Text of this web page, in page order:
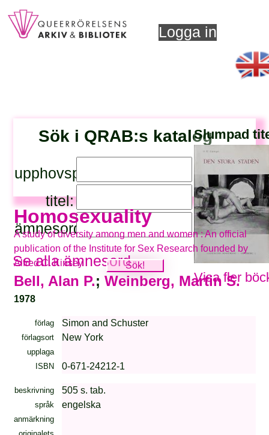
Logga in
Sök i QRAB:s katalog
upphovsperson:
titel:
ämnesord:
Se alla ämnesord
Slumpad
Visa fler
Homosexuality
A study of diversity among men and women : An official
publication of the Institute for Sex Research founded by
Alfred C. Kinsey
Bell, Alan P.; Weinberg, Martin S.
1978
förlag Simon and Schuster
förlagsort New York
upplaga
ISBN
0-671-24212-1
beskrivning 505 s. tab.
språk engelska
anmärkning